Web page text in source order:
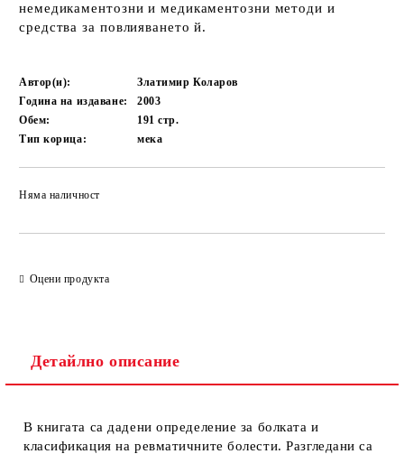
немедикаментозни и медикаментозни методи и
средства за повлияването й.
Автор(и):
Златимир Коларов
Година на издаване:
2003
Обем:
191стр.
Тип корица:
мека
Няма наличност
Оцени продукта
Детайлно описание
В книгата са дадени определение за болката и
класификация на ревматичните болести. Разгледани са